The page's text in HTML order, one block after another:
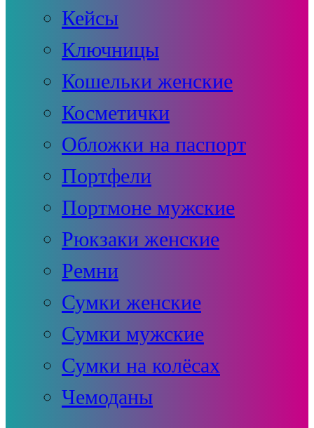
Кейсы
Ключницы
Кошельки женские
Косметички
Обложки на паспорт
Портфели
Портмоне мужские
Рюкзаки женские
Ремни
Сумки женские
Сумки мужские
Сумки на колёсах
Чемоданы